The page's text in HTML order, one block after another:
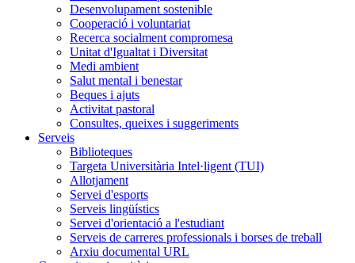
Desenvolupament sostenible
Cooperació i voluntariat
Recerca socialment compromesa
Unitat d'Igualtat i Diversitat
Medi ambient
Salut mental i benestar
Beques i ajuts
Activitat pastoral
Consultes, queixes i suggeriments
Serveis
Biblioteques
Targeta Universitària Intel·ligent (TUI)
Allotjament
Servei d'esports
Serveis lingüístics
Servei d'orientació a l'estudiant
Serveis de carreres professionals i borses de treball
Arxiu documental URL